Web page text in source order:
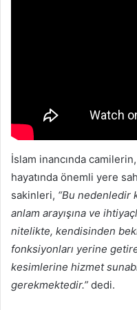
İslam inancında
hayatında önemli yere
sakinleri, “Bu nedenledir
anlam arayışına ve
nitelikte, kendisinden
fonksiyonları yerine
kesimlerine hizmet
gerekmektedir.” dedi.